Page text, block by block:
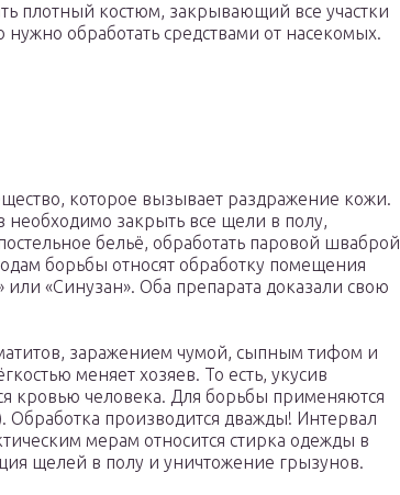
плотный костюм, закрывающий все участки
обработать средствами от насекомых.
которое вызывает раздражение кожи.
необходимо закрыть все щели в полу,
бельё, обработать паровой шваброй
борьбы относят обработку помещения
«Синузан». Оба препарата доказали свою
заражением чумой, сыпным тифом и
меняет хозяев. То есть, укусив
кровью человека. Для борьбы применяются
Обработка производится дважды! Интервал
мерам относится стирка одежды в
щелей в полу и уничтожение грызунов.